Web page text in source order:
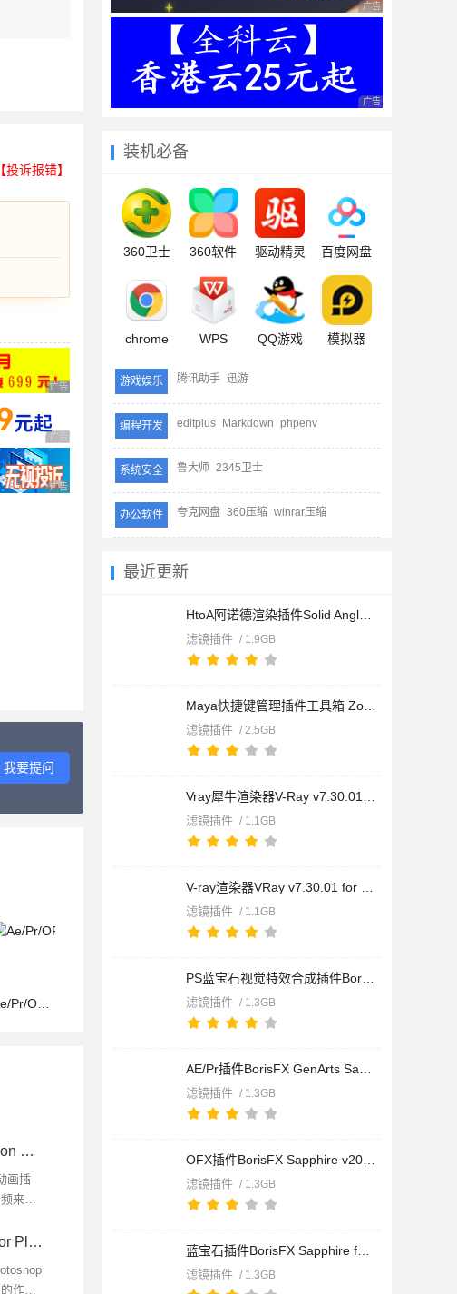
广告 商业广告，理性
广告 商业广告，理性
装机必备
360卫士 360软件 驱动精灵 百度网盘
chrome WPS QQ游戏 模拟器
游戏娱乐 腾讯助手 迅游
编程开发 editplus Markdown phpenv
系统安全 鲁大师 2345卫士
办公软件 夸克网盘 360压缩 winrar压缩
最近更新
滤镜插件 / 1.9GB
滤镜插件 / 2.5GB
滤镜插件 / 1.1GB
滤镜插件 / 1.1GB
滤镜插件 / 1.3GB
滤镜插件 / 1.3GB
滤镜插件 / 1.3GB
滤镜插件 / 1.3GB
【投诉报错】
广告 商业广告，理性选择
广告 商业广告，理性选择
广告 商业广告，理性选择
我要提问
达芬奇反求跟踪插件Mocha Pro 2026.0.4 Adobe插件
达芬奇旁白对白字幕动画插件Caption Cat V1.2.003 for DaVinci Resolve 字幕猫插件
画插
来生
复古磨损插件 Texturelabs Distressor Plugin for Photoshop v1.0.0 免费版
作品